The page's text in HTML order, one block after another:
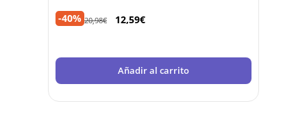
-40% 20,98€ 12,59€
Añadir al carrito